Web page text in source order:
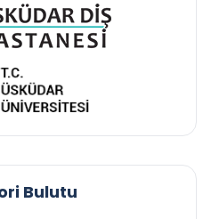
Bulutu